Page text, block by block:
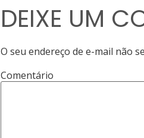
DEIXE UM
O seu endereço de e-mail não
Comentário